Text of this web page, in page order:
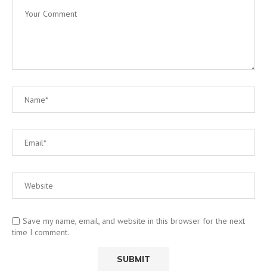
Save my name, email, and website in this browser for the next
time I comment.